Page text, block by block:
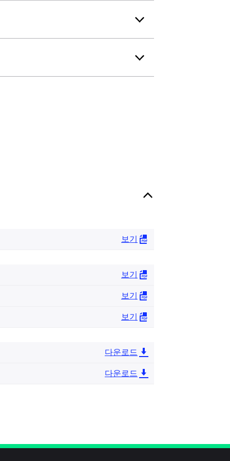
보기
보기
보기
보기
다운로드
다운로드